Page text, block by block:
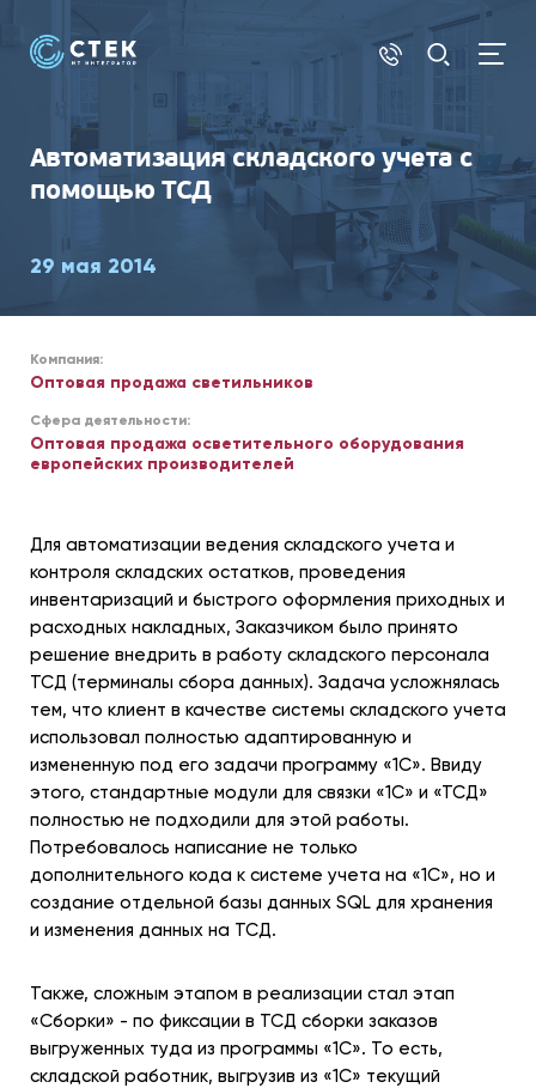
Автоматизация складского учета с
помощью ТСД
29 мая 2014
Компания:
Оптовая продажа светильников
Сфера деятельности:
Оптовая продажа осветительного оборудования
европейских производителей
Для автоматизации ведения складского учета и
контроля складских остатков, проведения
инвентаризаций и быстрого оформления приходных и
расходных накладных, Заказчиком было принято
решение внедрить в работу складского персонала
ТСД (терминалы сбора данных). Задача усложнялась
тем, что клиент в качестве системы складского учета
использовал полностью адаптированную и
измененную под его задачи программу «1С». Ввиду
этого, стандартные модули для связки «1С» и «ТСД»
полностью не подходили для этой работы.
Потребовалось написание не только
дополнительного кода к системе учета на «1С», но и
создание отдельной базы данных SQL для хранения
и изменения данных на ТСД.
Также, сложным этапом в реализации стал этап
«Сборки» - по фиксации в ТСД сборки заказов
выгруженных туда из программы «1С». То есть,
складской работник, выгрузив из «1С» текущий